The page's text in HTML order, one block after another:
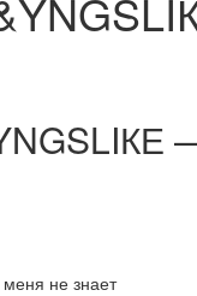
не знает